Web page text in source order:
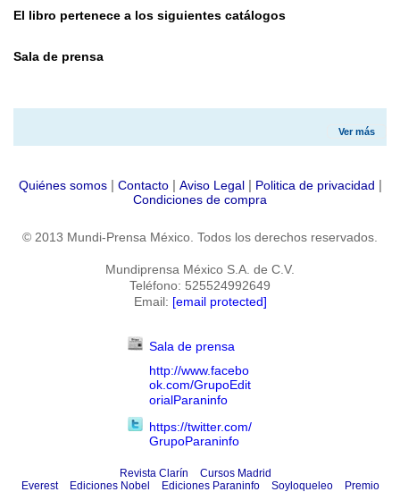
El libro pertenece a los siguientes catálogos
Sala de prensa
Ver más
Quiénes somos| Contacto| Aviso Legal| Politica de privacidad |
Condiciones de compra
© 2013 Mundi-Prensa México. Todos los derechos reservados.
Mundiprensa México S.A. de C.V.
Teléfono: 525524992649
Email: [email protected]
Sala de prensa
http://www.facebo
ok.com/GrupoEdit
orialParaninfo
https://twitter.com/
GrupoParaninfo
Revista Clarín
Cursos Madrid
Everest
Ediciones Nobel Ediciones Paraninfo Soyloqueleo Premio